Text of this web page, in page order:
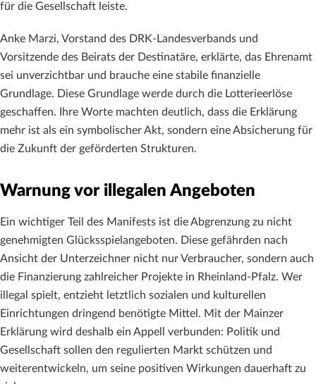
für die Gesellschaft leiste.
Anke Marzi, Vorstand des DRK-Landesverbands und
Vorsitzende des Beirats der Destinatäre, erklärte, das Ehrenamt
sei unverzichtbar und brauche eine stabile finanzielle
Grundlage. Diese Grundlage werde durch die Lotterieerlöse
geschaffen. Ihre Worte machten deutlich, dass die Erklärung
mehr ist als ein symbolischer Akt, sondern eine Absicherung für
die Zukunft der geförderten Strukturen.
Warnung vor illegalen Angeboten
Ein wichtiger Teil des Manifests ist die Abgrenzung zu nicht
genehmigten Glücksspielangeboten. Diese gefährden nach
Ansicht der Unterzeichner nicht nur Verbraucher, sondern auch
die Finanzierung zahlreicher Projekte in Rheinland-Pfalz. Wer
illegal spielt, entzieht letztlich sozialen und kulturellen
Einrichtungen dringend benötigte Mittel. Mit der Mainzer
Erklärung wird deshalb ein Appell verbunden: Politik und
Gesellschaft sollen den regulierten Markt schützen und
weiterentwickeln, um seine positiven Wirkungen dauerhaft zu